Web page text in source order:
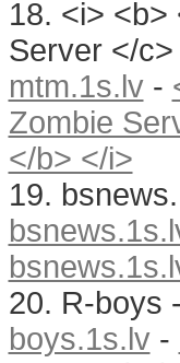
18. <i> <b>
Server </
mtm.1s.lv-
Zombie
</b> </i>
19.
20. R-boys
boys.1s.lv-